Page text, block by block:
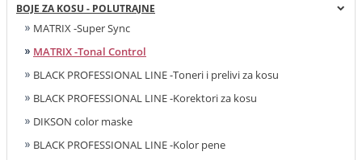
BOJE ZA KOSU - POLUTRAJNE
MATRIX -Super Sync
MATRIX -Tonal Control
BLACK PROFESSIONAL LINE -Toneri i prelivi za kosu
BLACK PROFESSIONAL LINE -Korektori za kosu
DIKSON color maske
BLACK PROFESSIONAL LINE -Kolor pene